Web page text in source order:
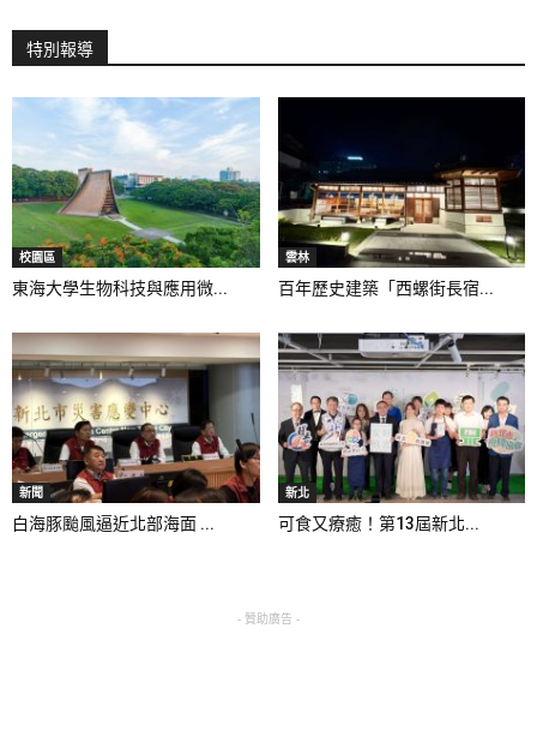
特別報導
校園區
東海大學生物科技與應用微...
雲林
百年歷史建築「西螺街長宿...
新聞
白海豚颱風逼近北部海面 ...
新北
可食又療癒！第13屆新北...
- 贊助廣告 -